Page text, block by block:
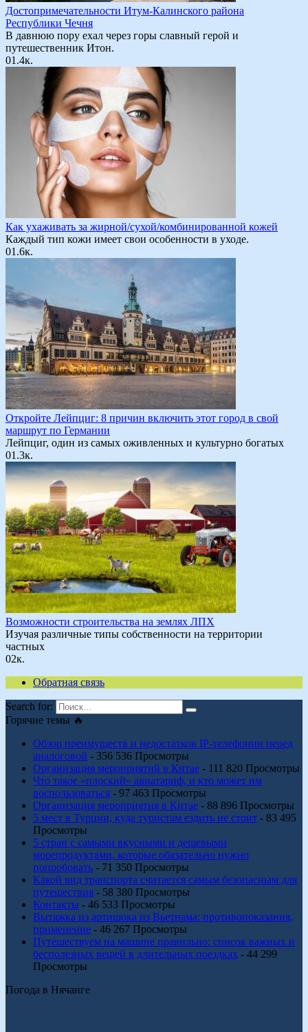
Достопримечательности Итум-Калинского района
Республики Чечня
В давнюю пору ехал через горы славный герой и
путешественник Итон.
01.4к.
Как ухаживать за жирной/сухой/комбинированной кожей
Каждый тип кожи имеет свои особенности в уходе.
01.6к.
Откройте Лейпциг: 8 причин включить этот город в свой
маршрут по Германии
Лейпциг, один из самых оживленных и культурно богатых
01.3к.
Возможности строительства на землях ЛПХ
Изучая различные типы собственности на территории
частных
02к.
Обратная связь
Search for:
Горячие темы 🔥
Обзор преимуществ и недостатков IP-телефонии перед
аналоговой - 356 536 Просмотры
Организация мероприятий в Китае - 111 820 Просмотры
Что такое «плоский» авиатариф, и кто может им
воспользоваться - 97 463 Просмотры
Организация мероприятия в Китае - 88 896 Просмотры
5 мест в Турции, куда туристам ездить не стоит - 83 495
Просмотры
5 стран с самыми вкусными и дешевыми
морепродуктами, которые обязательно нужно
попробовать - 71 350 Просмотры
Какой вид транспорта считается самым безопасным для
путешествия - 58 380 Просмотры
Контакты - 46 533 Просмотры
Вытяжка из артишока из Вьетнама: противопоказания,
применение - 46 267 Просмотры
Путешествуем на машине правильно: список важных и
бесполезных вещей в длительных поездках - 44 299
Просмотры
Погода в Нячанге